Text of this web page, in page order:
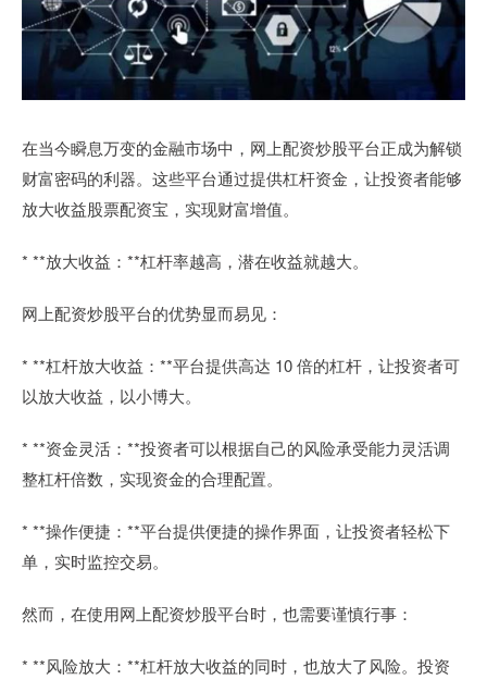
在当今瞬息万变的金融市场中，网上配资炒股平台正成为解锁
财富密码的利器。这些平台通过提供杠杆资金，让投资者能够
放大收益股票配资宝，实现财富增值。
* **放大收益：**杠杆率越高，潜在收益就越大。
网上配资炒股平台的优势显而易见：
* **杠杆放大收益：**平台提供高达 10 倍的杠杆，让投资者可
以放大收益，以小博大。
* **资金灵活：**投资者可以根据自己的风险承受能力灵活调
整杠杆倍数，实现资金的合理配置。
* **操作便捷：**平台提供便捷的操作界面，让投资者轻松下
单，实时监控交易。
然而，在使用网上配资炒股平台时，也需要谨慎行事：
* **风险放大：**杠杆放大收益的同时，也放大了风险。投资